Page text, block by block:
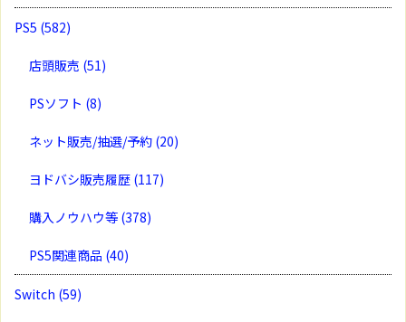
PS5 (582)
店頭販売 (51)
PSソフト (8)
ネット販売/抽選/予約 (20)
ヨドバシ販売履歴 (117)
購入ノウハウ等 (378)
PS5関連商品 (40)
Switch (59)